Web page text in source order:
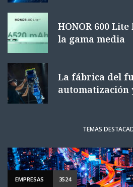
HONOR 600
la gama media
La fábrica del
automatización
TEMAS
EMPRESAS 3524